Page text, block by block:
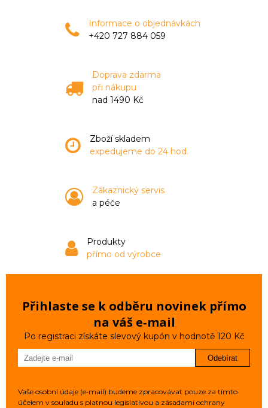
Informace o objednávkách
+420 727 884 059
Doprava zdarma
při nákupu
nad 1490 Kč
Zboží skladem
expedujeme do 24 hod.
Zákaznický servis
a péče
Produkty
přímo od výrobce
Přihlaste se k odběru novinek přímo
na váš e‑mail
Po registraci získáte slevový kupón v hodnotě 120 Kč
Odebírat
Vaše osobní údaje (e‑mail) budeme zpracovávat pouze za tímto
účelem v souladu s platnou legislativou a zásadami ochrany